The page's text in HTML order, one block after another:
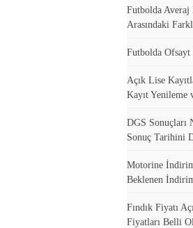
Futbolda
Arasındaki
Futbolda Ofsayt
Açık Lise
Kayıt Yenileme
DGS Sonuçları
Sonuç Tarihini
Motorine
Beklenen
Fındık Fiyatı
Fiyatları Belli